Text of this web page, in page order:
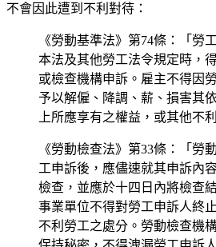
不會因此遭到不利對待：
《勞動基準法》第74條：「勞
本法及其他勞工法令規定時，
或檢查機構申訴。雇主不得因
予以解僱、降調、薪、損害其
上所應享有之權益，或其他不
《勞動檢查法》第33條：「勞
工申訴後，應儘速就其申訴內
檢查，並應於十四日內將檢查
事業單位不得對勞工申訴人終
不利勞工之處分。勞動檢查機